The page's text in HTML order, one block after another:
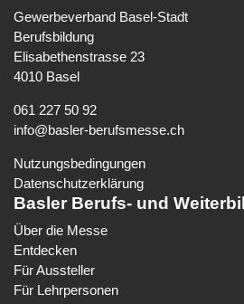
Gewerbeverband Basel-Stadt
Berufsbildung
Elisabethenstrasse 23
4010 Basel
061 227 50 92
info@basler-berufsmesse.ch
Nutzungsbedingungen
Datenschutzerklärung
Basler Berufs- und
Über die Messe
Entdecken
Für Aussteller
Für Lehrpersonen